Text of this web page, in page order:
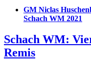
GM Niclas
Schach WM 2021
Schach WM:
Remis